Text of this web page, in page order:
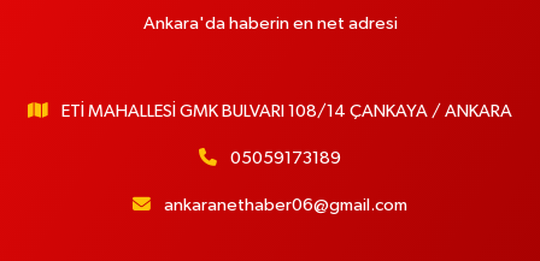
Ankara'da haberin en net adresi
ETİ MAHALLESİ GMK BULVARI 108/14 ÇANKAYA / ANKARA
05059173189
ankaranethaber06@gmail.com